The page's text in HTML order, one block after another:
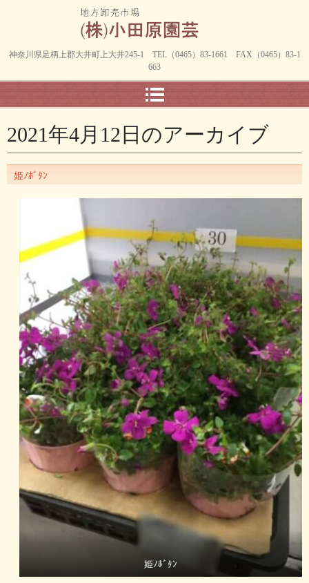
神奈川県足柄上郡大井町上大井245-1 TEL（0465）83-1661 FAX（0465）83-1
663
2021年4月12日 のアーカイブ
姫ﾉﾎﾞﾀﾝ
姫ﾉﾎﾞﾀﾝ